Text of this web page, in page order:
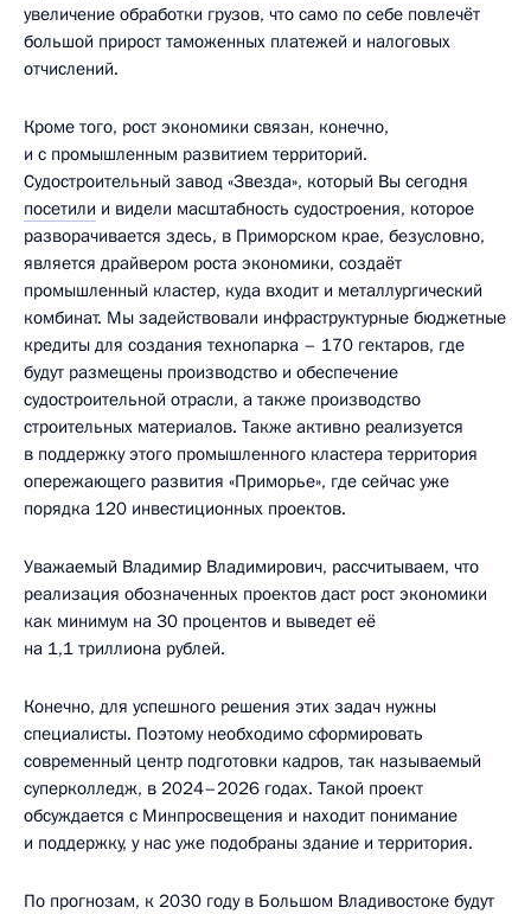
увеличение обработки грузов, что само по себе повлечёт
большой прирост таможенных платежей и налоговых
отчислений.
Кроме того, рост экономики связан, конечно,
и с промышленным развитием территорий.
Судостроительный завод «Звезда», который Вы сегодня
посетили и видели масштабность судостроения, которое
разворачивается здесь, в Приморском крае, безусловно,
является драйвером роста экономики, создаёт
промышленный кластер, куда входит и металлургический
комбинат. Мы задействовали инфраструктурные бюджетные
кредиты для создания технопарка – 170 гектаров, где
будут размещены производство и обеспечение
судостроительной отрасли, а также производство
строительных материалов. Также активно реализуется
в поддержку этого промышленного кластера территория
опережающего развития «Приморье», где сейчас уже
порядка 120 инвестиционных проектов.
Уважаемый Владимир Владимирович, рассчитываем, что
реализация обозначенных проектов даст рост экономики
как минимум на 30 процентов и выведет её
на 1,1 триллиона рублей.
Конечно, для успешного решения этих задач нужны
специалисты. Поэтому необходимо сформировать
современный центр подготовки кадров, так называемый
суперколледж, в 2024–2026 годах. Такой проект
обсуждается с Минпросвещения и находит понимание
и поддержку, у нас уже подобраны здание и территория.
По прогнозам, к 2030 году в Большом Владивостоке будут